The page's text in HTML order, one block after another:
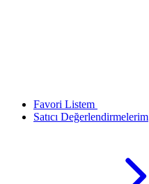
Favori Listem
Satıcı Değerlendirmelerim